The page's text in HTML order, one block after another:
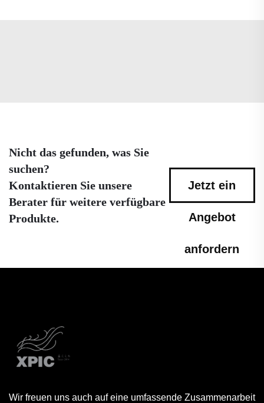
Nicht das gefunden, was Sie
suchen?
Kontaktieren Sie unsere
Berater für weitere verfügbare
Produkte.
Jetzt ein
Angebot
anfordern
Wir freuen uns auch auf eine umfassende Zusammenarbeit